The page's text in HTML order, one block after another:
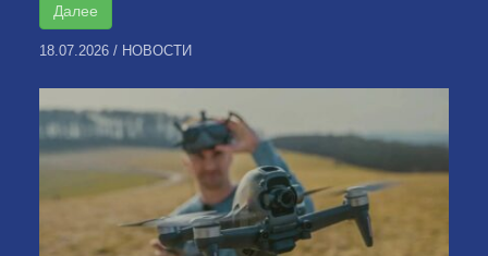
Далее
18.07.2026 / НОВОСТИ